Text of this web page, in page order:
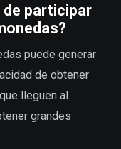
de participar
puede generar
de obtener
lleguen al
grandes